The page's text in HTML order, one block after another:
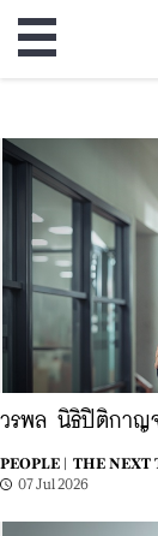
วรพล นิธิปิติกาญ
PEOPLE |
THE NEXT
07 Jul 2026